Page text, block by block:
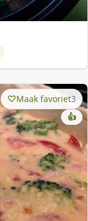
Maak favoriet3
👍